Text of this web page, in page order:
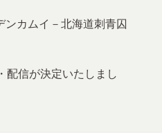
ンカムイ－北海道刺青囚
配信が決定いたしまし